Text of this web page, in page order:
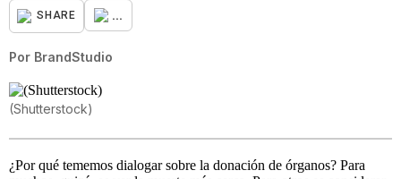
SHARE ...
Por BrandStudio
(Shutterstock)
¿Por qué tememos dialogar sobre la donación de órganos? Para